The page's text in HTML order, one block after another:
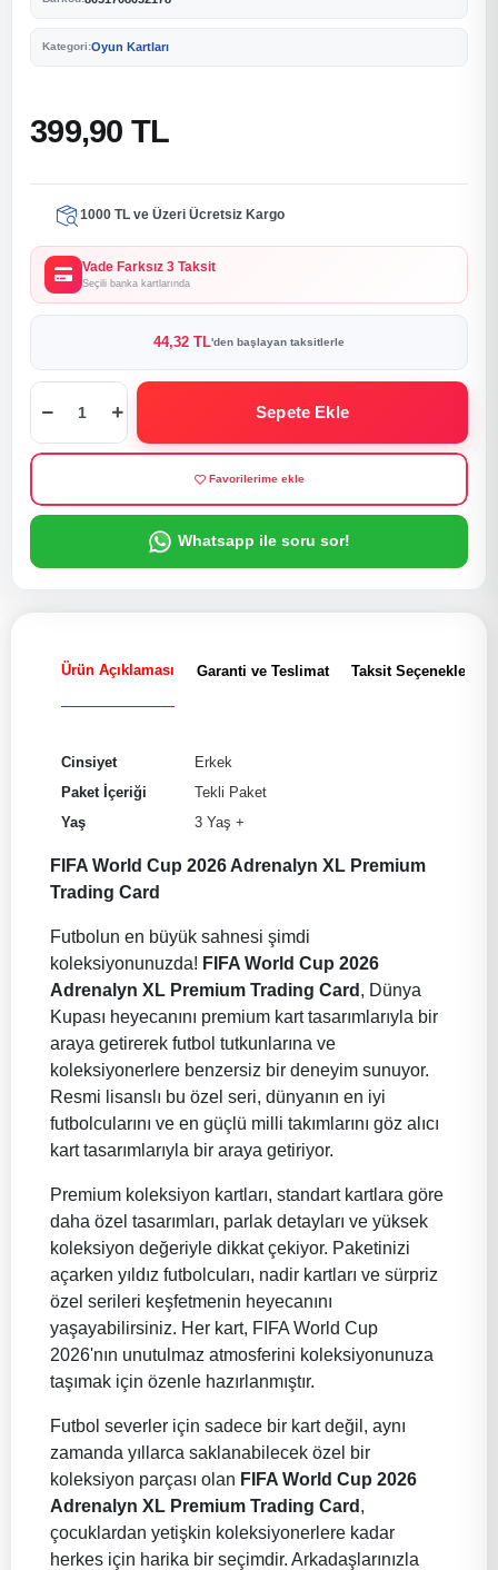
Kategori:Oyun Kartları
399,90 TL
1000 TL ve Üzeri Ücretsiz Kargo
Vade Farksız 3 Taksit
Seçili banka kartlarında
44,32 TL'den başlayan taksitlerle
Sepete Ekle
Favorilerime ekle
Whatsapp ile soru sor!
Ürün Açıklaması Garanti ve Teslimat Taksit Seçenekleri
Cinsiyet
Erkek
Paket İçeriği
Tekli Paket
Yaş
3 Yaş +
FIFA World Cup 2026 Adrenalyn XL Premium
Trading Card
Futbolun en büyük sahnesi şimdi
koleksiyonunuzda! FIFA World Cup 2026
Adrenalyn XL Premium Trading Card , Dünya
Kupası heyecanını premium kart tasarımlarıyla bir
araya getirerek futbol tutkunlarına ve
koleksiyonerlere benzersiz bir deneyim sunuyor.
Resmi lisanslı bu özel seri, dünyanın en iyi
futbolcularını ve en güçlü milli takımlarını göz alıcı
kart tasarımlarıyla bir araya getiriyor.
Premium koleksiyon kartları, standart kartlara göre
daha özel tasarımları, parlak detayları ve yüksek
koleksiyon değeriyle dikkat çekiyor. Paketinizi
açarken yıldız futbolcuları, nadir kartları ve sürpriz
özel serileri keşfetmenin heyecanını
yaşayabilirsiniz. Her kart, FIFA World Cup
2026'nın unutulmaz atmosferini koleksiyonunuza
taşımak için özenle hazırlanmıştır.
Futbol severler için sadece bir kart değil, aynı
zamanda yıllarca saklanabilecek özel bir
koleksiyon parçası olan FIFA World Cup 2026
Adrenalyn XL Premium Trading Card ,
çocuklardan yetişkin koleksiyonerlere kadar
herkes için harika bir seçimdir. Arkadaşlarınızla